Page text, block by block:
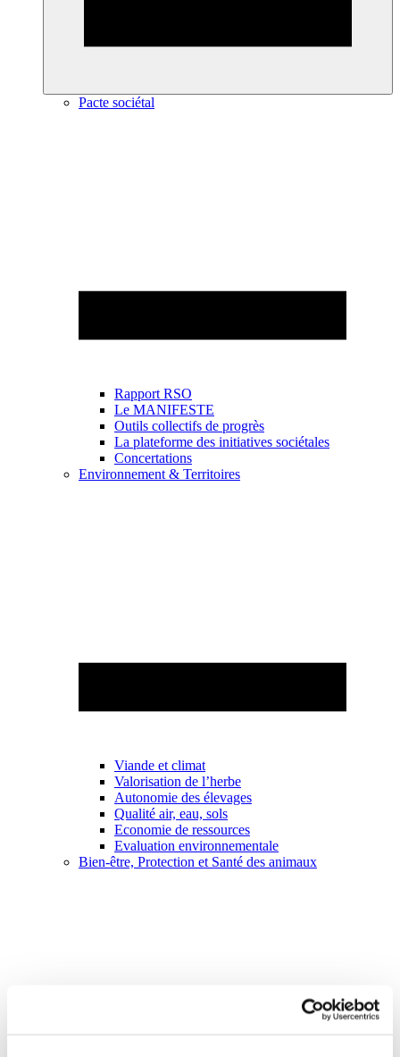
Pacte sociétal
Rapport RSO
Le MANIFESTE
Outils collectifs de progrès
La plateforme des initiatives sociétales
Concertations
Environnement & Territoires
Viande et climat
Valorisation de l’herbe
Autonomie des élevages
Qualité air, eau, sols
Economie de ressources
Evaluation environnementale
Bien-être, Protection et Santé des animaux